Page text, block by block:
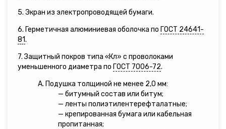
5. Экран из электропроводящей бумаги.
6. Герметичная алюминиевая оболочка по ГОСТ 24641-
81.
7. Защитный покров типа «Кл» с проволоками
уменьшенного диаметра по ГОСТ 7006-72.
А. Подушка толщиной не менее 2,0 мм:
— битумный состав или битум;
— ленты полиэтилентерефталатные;
— крепированная бумага или кабельная
пропитанная;